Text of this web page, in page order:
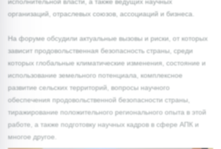
организаций, отраслевых союзов, ассоциаций и бизнеса.
На форуме обсудили актуальные вызовы и риски, от которых
зависит продовольственная безопасность страны, среди
которых глобальные климатические изменения, состояние и
использование земельного потенциала, комплексное
развитие сельских территорий, вопросы научного
обеспечения продовольственной безопасности страны,
тиражирование положительного регионального опыта в этой
работе, а также подготовку научных кадров в сфере АПК и
многое другое.